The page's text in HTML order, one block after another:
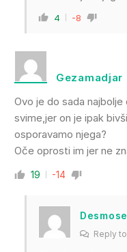
4 -8
Gezamadjar
Ovo je do sada
svime,jer on je ipak
osporavamo njega?
Oče oprosti im jer ne
19 -14
Reply to